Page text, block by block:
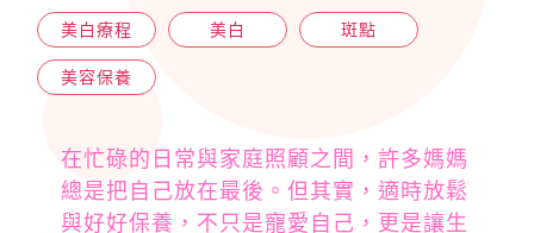
美白療程 美白 斑點
美容保養
在忙碌的日常與家庭照顧之間，許多媽媽
總是把自己放在最後。但其實，適時放鬆
與好好保養，不只是寵愛自己，更是讓生